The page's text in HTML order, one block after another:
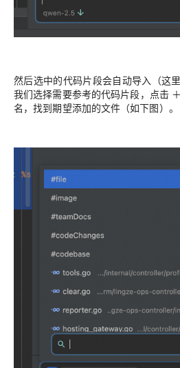
然后选中的代码片段会自动导入（这
我们选择需要参考的代码片段，点击
名，找到期望添加的文件（如下图）。